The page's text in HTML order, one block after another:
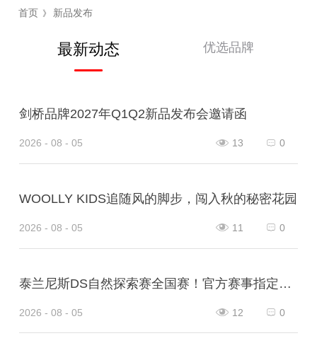
首页 》 新品发布
最新动态 优选品牌
剑桥品牌2027年Q1Q2新品发布会邀请函
2026 - 08 - 05 0
13
WOOLLY KIDS追随风的脚步，闯入秋的秘密花园
2026 - 08 - 05 0
11
泰兰尼斯DS自然探索赛全国赛！官方赛事指定战靴！
2026 - 08 - 05 0
12